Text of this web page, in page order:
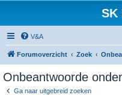
SK
V&A
Forumoverzicht Zoek
Onbeantwoorde
Ga naar uitgebreid zoeken